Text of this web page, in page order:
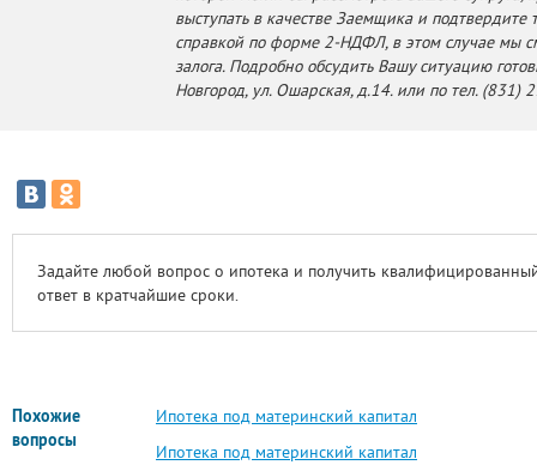
выступать в качестве Заемщика и
справкой по форме 2-НДФЛ, в этом случае мы
залога. Подробно обсудить Вашу ситуацию
Новгород, ул. Ошарская, д.14. или по тел. (831)
Задайте любой вопрос о ипотека и получить
ответ в кратчайшие сроки.
Похожие
вопросы
Ипотека под материнский капитал
Ипотека под материнский капитал